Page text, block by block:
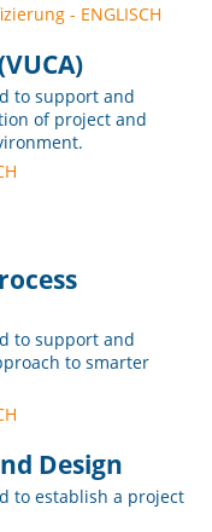
- ENGLISCH
to support and
of project and
to support and
to smarter
Design
to establish a project